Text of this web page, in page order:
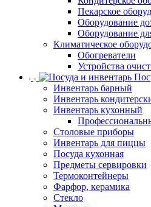
Пекарское
Оборудование
Оборудование
Климатическое
Обогреватели
Устройства
Инвентарь барный
Инвентарь
Инвентарь кухонный
Столовые приборы
Инвентарь для пиццы
Посуда кухонная
Предметы сервировки
Термоконтейнеры
Фарфор, керамика
Стекло